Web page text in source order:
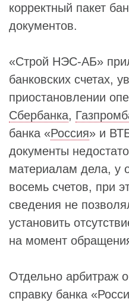
корректный пакет
документов.
«Строй НЭС-АБ»
банковских счетах,
приостановлении
Сбербанка,
банка «Россия» и
документы
материалам дела, у
восемь счетов, при
сведения не
установить
на момент
Отдельно арбитраж
справку банка